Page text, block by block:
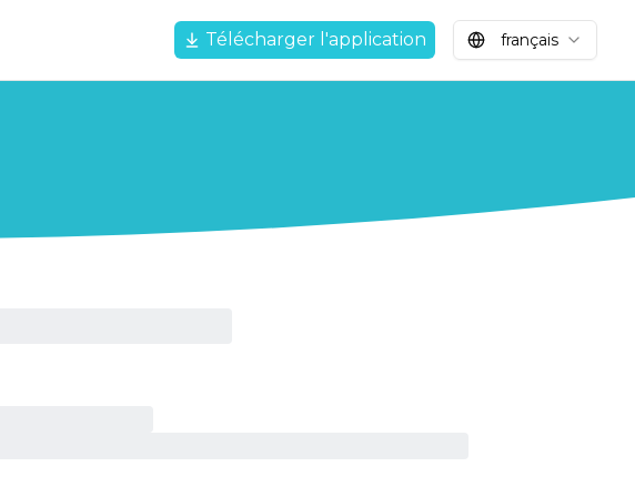
Télécharger l'application français